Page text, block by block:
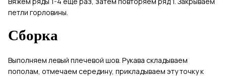
петли горловины.
Сборка
Выполняем левый плечевой шов. Рукава складываем
пополам, отмечаем середину, прикладываем эту точку к